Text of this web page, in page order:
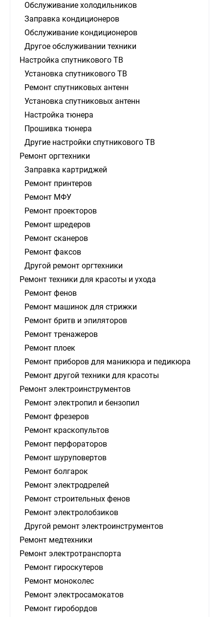
Обслуживание холодильников
Заправка кондиционеров
Обслуживание кондиционеров
Другое обслуживании техники
Настройка спутникового ТВ
Установка спутникового ТВ
Ремонт спутниковых антенн
Установка спутниковых антенн
Настройка тюнера
Прошивка тюнера
Другие настройки спутникового ТВ
Ремонт оргтехники
Заправка картриджей
Ремонт принтеров
Ремонт МФУ
Ремонт проекторов
Ремонт шредеров
Ремонт сканеров
Ремонт факсов
Другой ремонт оргтехники
Ремонт техники для красоты и ухода
Ремонт фенов
Ремонт машинок для стрижки
Ремонт бритв и эпиляторов
Ремонт тренажеров
Ремонт плоек
Ремонт приборов для маникюра и педикюра
Ремонт другой техники для красоты
Ремонт электроинструментов
Ремонт электропил и бензопил
Ремонт фрезеров
Ремонт краскопультов
Ремонт перфораторов
Ремонт шуруповертов
Ремонт болгарок
Ремонт электродрелей
Ремонт строительных фенов
Ремонт электролобзиков
Другой ремонт электроинструментов
Ремонт медтехники
Ремонт электротранспорта
Ремонт гироскутеров
Ремонт моноколес
Ремонт электросамокатов
Ремонт гиробордов